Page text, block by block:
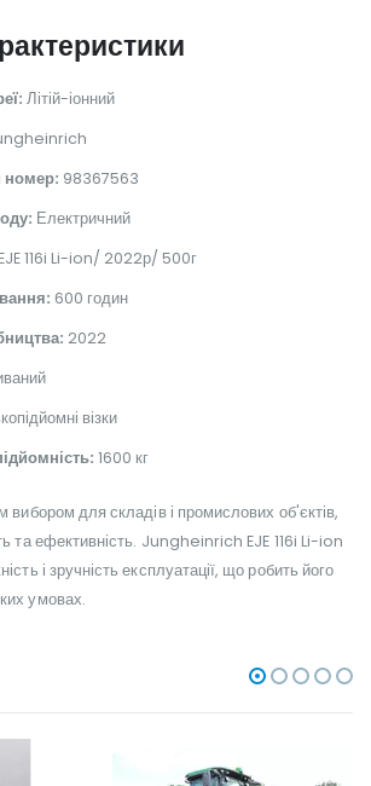
Літій-іонний
номер: 98367563
Електричний
EJE 116i Li-ion/ 2022р/ 500г
600 годин
2022
візки
1600 кг
вибором для складів і промислових об'єктів,
та ефективність. Jungheinrich EJE 116i Li-ion
і зручність експлуатації, що робить його
умовах.